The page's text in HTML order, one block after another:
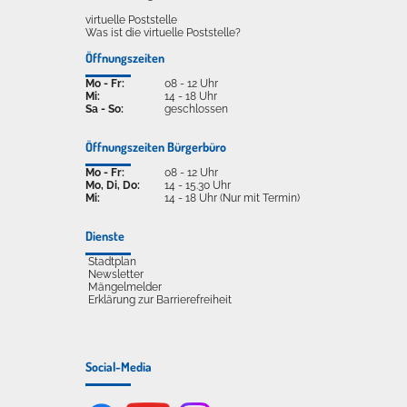
virtuelle Poststelle
Was ist die virtuelle Poststelle?
Öffnungszeiten
Mo - Fr:
Mi:
Sa - So:
08 - 12 Uhr
14 - 18 Uhr
geschlossen
Öffnungszeiten Bürgerbüro
Mo - Fr:
Mo, Di, Do:
Mi:
08 - 12 Uhr
14 - 15.30 Uhr
14 - 18 Uhr (Nur mit Termin)
Dienste
Stadtplan
Newsletter
Mängelmelder
Erklärung zur Barrierefreiheit
Social-Media